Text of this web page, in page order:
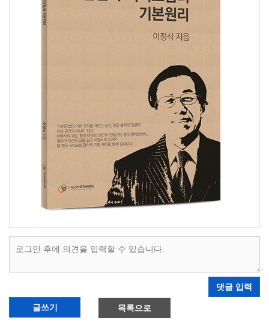
댓글 입력
글쓰기 목록으로